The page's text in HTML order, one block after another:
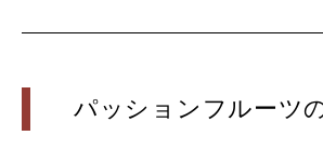
パッションフルーツ